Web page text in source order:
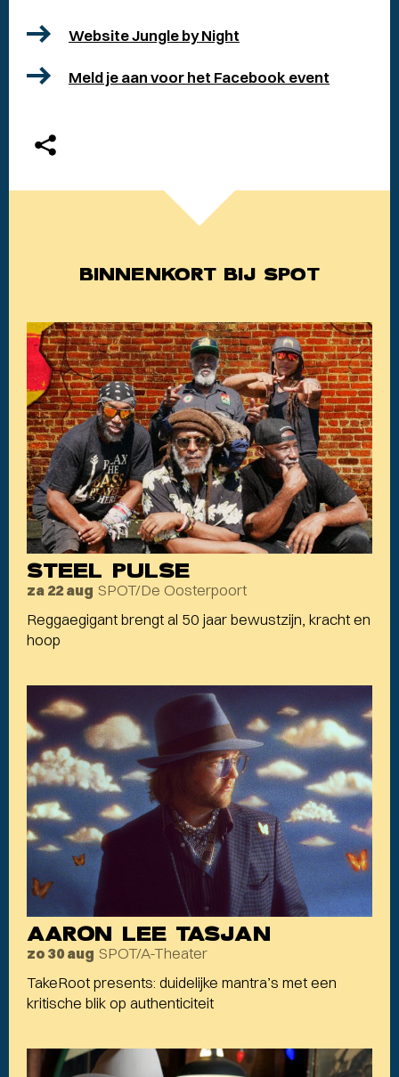
Website Jungle by Night
Meld je aan voor het Facebook event
BINNENKORT BIJ SPOT
STEEL PULSE
za 22 aug SPOT/De Oosterpoort
Reggaegigant brengt al 50 jaar bewustzijn, kracht en
hoop
AARON LEE TASJAN
zo 30 aug SPOT/A-Theater
TakeRoot presents: duidelijke mantra’s met een
kritische blik op authenticiteit